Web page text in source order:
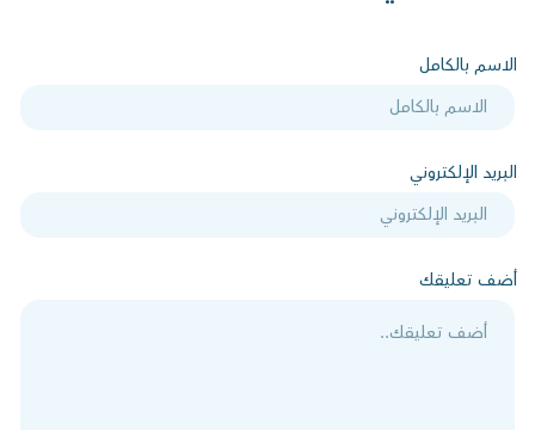
الاسم بالكامل
البريد الإلكتروني
أضف تعليقك